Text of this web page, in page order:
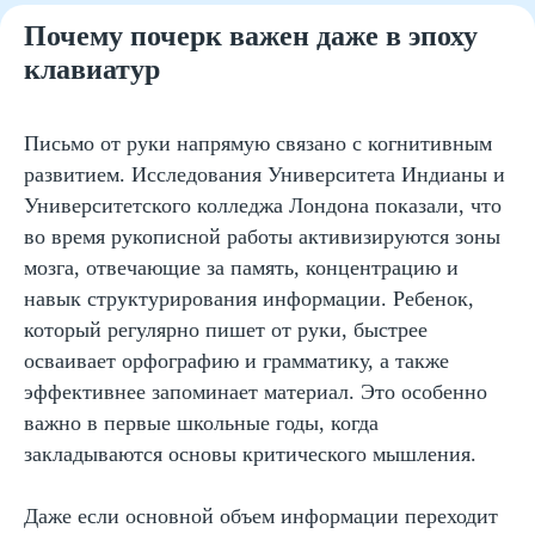
Почему почерк важен даже в эпоху
клавиатур
Письмо от руки напрямую связано с когнитивным
развитием. Исследования Университета Индианы и
Университетского колледжа Лондона показали, что
во время рукописной работы активизируются зоны
мозга, отвечающие за память, концентрацию и
навык структурирования информации. Ребенок,
который регулярно пишет от руки, быстрее
осваивает орфографию и грамматику, а также
эффективнее запоминает материал. Это особенно
важно в первые школьные годы, когда
закладываются основы критического мышления.
Даже если основной объем информации переходит
Если вы ищете,как исправить почерк
— начните с малого: глядите на
процесс его глазами, поддержите
формирование привычки, уберите стресс из
письма и соблюдайте регулярность.
педагогики и грамотных упражнений.